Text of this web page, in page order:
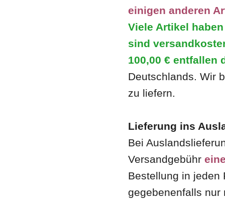
einigen anderen
Viele Artikel
sind
100,00 € entfallen
Deutschlands. Wir
zu liefern.
Lieferung ins
Bei
Versandgebühr
Bestellung in jeden
gegebenenfalls nur